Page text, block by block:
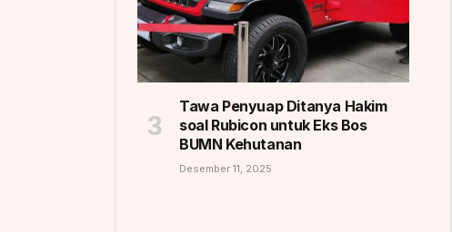
Tawa Penyuap Ditanya Hakim
soal Rubicon untuk Eks Bos
BUMN Kehutanan
Desember 11, 2025